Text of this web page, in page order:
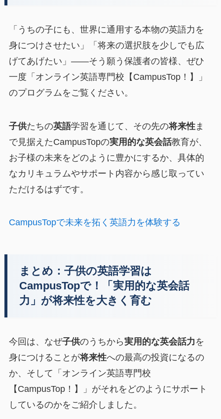
「うちの子にも、世界に通用する本物の英語力を
身につけさせたい」「将来の選択肢を少しでも広
げてあげたい」――そう願う保護者の皆様、ぜひ
一度「オンライン英語専門校【CampusTop！】」
のプログラムをご覧ください。
子供たちの英語学習を通じて、その先の将来性ま
で見据えたCampusTopの実用的な英会話教育が、
お子様の未来をどのように豊かにするか、具体的
なカリキュラムやサポート内容から感じ取ってい
ただけるはずです。
CampusTopで未来を拓く英語力を体験する
まとめ：子供の英語学習は
CampusTopで！「実用的な英会話
力」が将来性を大きく育む
今回は、なぜ子供のうちから実用的な英会話力 を
身につけることが将来性への最高の投資になるの
か、そして「オンライン英語専門校
【CampusTop！】」がそれをどのようにサポート
しているのかをご紹介しました。